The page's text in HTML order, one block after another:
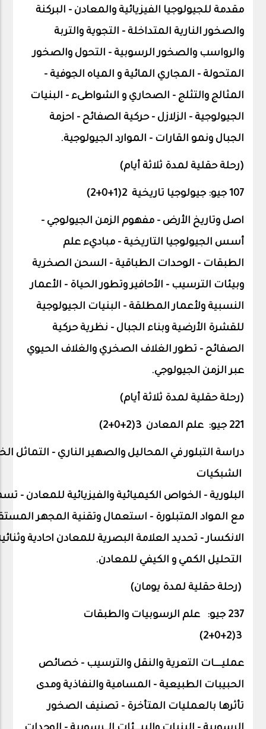
مقدمة للجيولوجيا الفيزيائية والمعادن– البركنة
والصخور النارية المتداخلة - التجوية والتربة
والرواسب والصخور الرسوبية - التحول والصخور
المتحولة - المجاري المائية و المياه الجوفية -
المثالج والتثلج - الصحاري و الشواطىء - البنيات
الجيولوجية - الزلازل - حركية الصفائح - احزمة
الجبال ونمو القارات - الموارد الجيولوجية.
(رحلة حقلية لمدة ثلاثة أيام)
107 جيو: جيولوجيا تاريخية 2(1+0+ 2
)
اصل وتاريخ الأرض – مفهوم الزمن الجيولوجي –
أسس الجيولوجيا التاريخية – مباديء علم
الطبقات – الوحدات الطباقية – السحن الصخرية
وبيئات الترسيب – الأحافير وتطور الحياة – الأعمار
النسبية ولأعمار المطلقة – البنيات الجيولوجية
للقشرة الأرضية وبناء الجبال – نظرية حركية
الصفائح – تطور الغلاف الصخري والغلاف الحيوي
عبر الزمن الجيولوجي.
(رحلة حقلية لمدة ثلاثة أيام)
221 جيو: علم المعادن 3(2+0+ 2
)
دراسة التبلور في المحاليل والصهير الناري - التماثل
الشبكيات
البلورية - الخواص الكيميائية والفيزيائية للمعادن -
مع المواد المتبلورة - استعمال وتقنية المجهر
الانكسار- تحديد العلامة البصرية للمعادن احادية
التحليل الكمي و الكيفي للمعادن.
(رحلة حقلية لمدة يومان)
237 جيو:
علم الرسوبيات والطبقات
3(2+0+
2
)
عمليــــات التعرية والنقل والترسيب - خصائص
الحبيبات الطبيعية - المسامية والنفاذية ومدى
تأثرها بالعمليات المتأخرة - تصنيف الصخور